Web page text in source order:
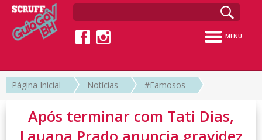
MENU
Página Inicial Notícias #Famosos
Após terminar com Tati Dias,
Lauana Prado anuncia gravidez